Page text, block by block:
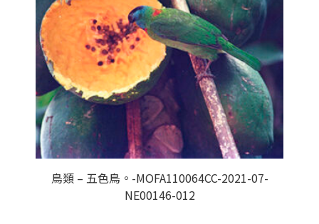
鳥類 – 五色鳥。-MOFA110064CC-2021-07-
NE00146-012